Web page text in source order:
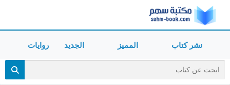
نشر كتاب المميز الجديد روايات